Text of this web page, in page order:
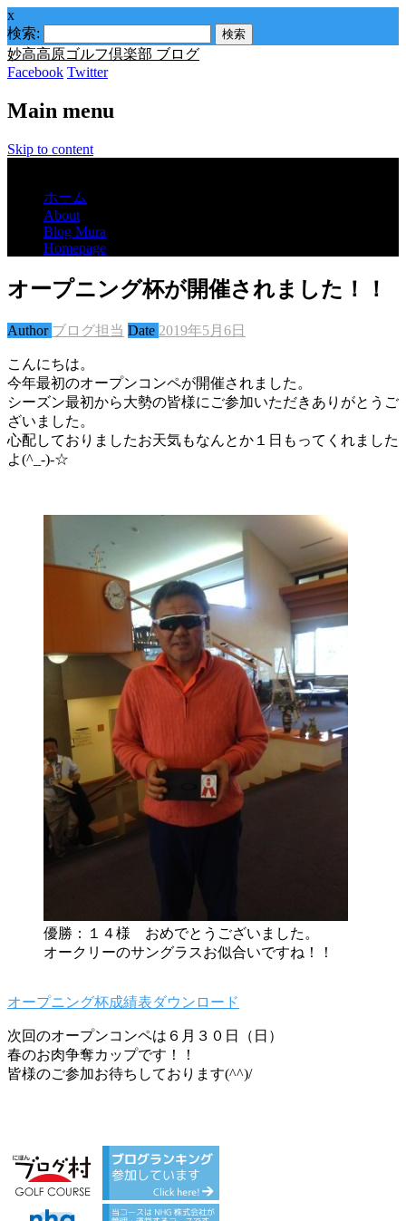
x
検索:
妙高高原ゴルフ倶楽部 ブログ
Facebook Twitter
Main menu
Skip to content
ホーム
About
Blog Mura
Homepage
オープニング杯が開催されました！！
Author ブログ担当 Date 2019年5月6日
こんにちは。
今年最初のオープンコンペが開催されました。
シーズン最初から大勢の皆様にご参加いただきありがとうご
ざいました。
心配しておりましたお天気もなんとか１日もってくれました
よ(^_-)-☆
優勝：１４様 おめでとうございました。
オークリーのサングラスお似合いですね！！
オープニング杯成績表ダウンロード
次回のオープンコンペは６月３０日（日）
春のお肉争奪カップです！！
皆様のご参加お待ちしております(^^)/